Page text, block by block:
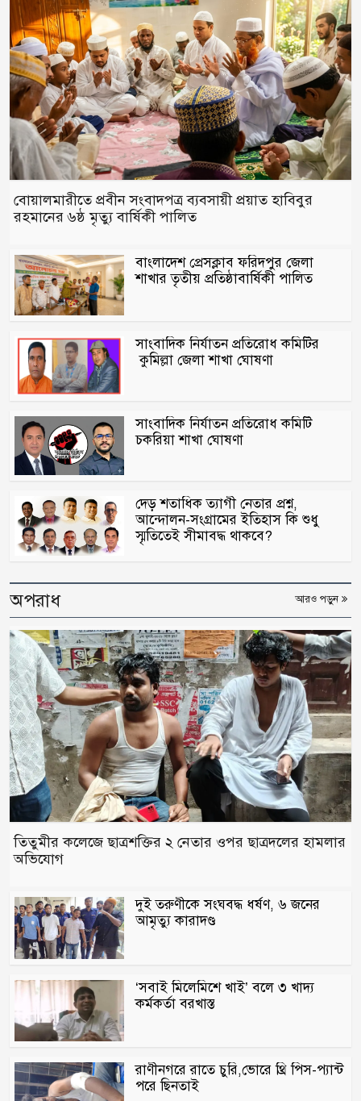
বোয়ালমারীতে প্রবীন সংবাদপত্র ব্যবসায়ী প্রয়াত হাবিবুর
রহমানের ৬ষ্ঠ মৃত্যু বার্ষিকী পালিত
বাংলাদেশ প্রেসক্লাব ফরিদপুর জেলা
শাখার তৃতীয় প্রতিষ্ঠাবার্ষিকী পালিত
সাংবাদিক নির্যাতন প্রতিরোধ কমিটির
কুমিল্লা জেলা শাখা ঘোষণা
সাংবাদিক নির্যাতন প্রতিরোধ কমিটি
চকরিয়া শাখা ঘোষণা
দেড় শতাধিক ত্যাগী নেতার প্রশ্ন,
আন্দোলন-সংগ্রামের ইতিহাস কি শুধু
স্মৃতিতেই সীমাবদ্ধ থাকবে?
অপরাধ আরও পড়ুন
তিতুমীর কলেজে ছাত্রশক্তির ২ নেতার ওপর ছাত্রদলের হামলার
অভিযোগ
দুই তরুণীকে সংঘবদ্ধ ধর্ষণ, ৬ জনের
আমৃত্যু কারাদণ্ড
‘সবাই মিলেমিশে খাই’ বলে ৩ খাদ্য
কর্মকর্তা বরখাস্ত
রাণীনগরে রাতে চুরি,ভোরে থ্রি পিস-প্যান্ট
পরে ছিনতাই